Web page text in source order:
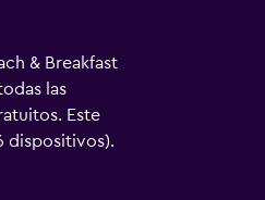
& Breakfast
las
Este
dispositivos).